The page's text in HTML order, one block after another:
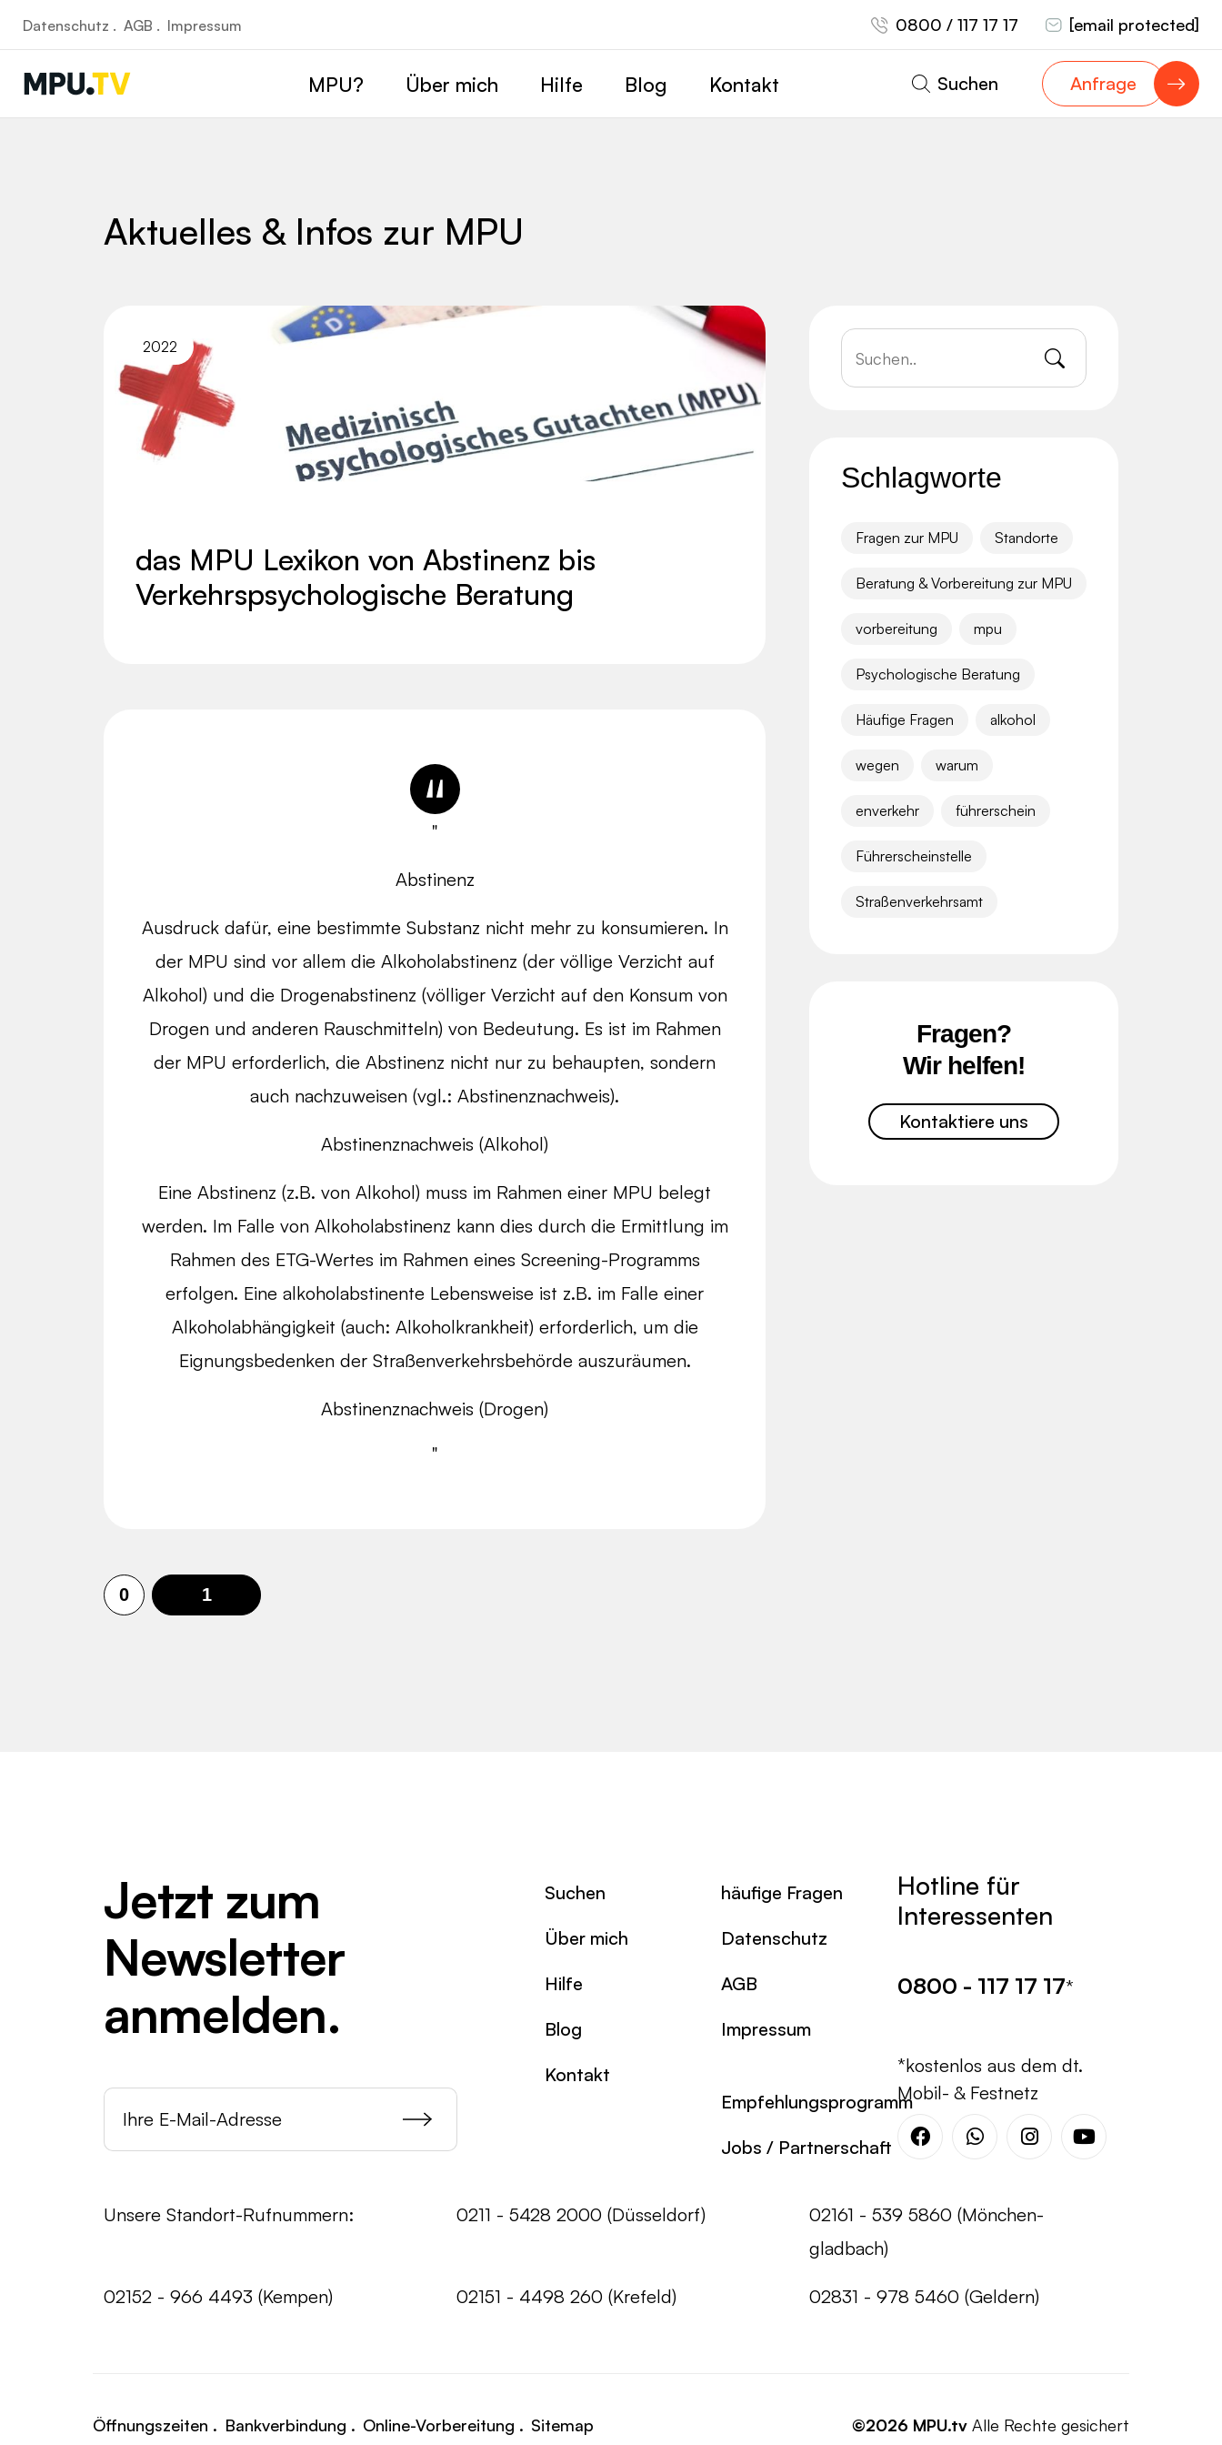
Aktuelles & Infos zur MPU
2022
das MPU Lexikon von Abstinenz bis
Verkehrspsychologische Beratung
"
Abstinenz
Ausdruck dafür, eine bestimmte Substanz nicht mehr zu konsumieren. In
der MPU sind vor allem die Alkoholabstinenz (der völlige Verzicht auf
Alkohol) und die Drogenabstinenz (völliger Verzicht auf den Konsum von
Drogen und anderen Rauschmitteln) von Bedeutung. Es ist im Rahmen
der MPU erforderlich, die Abstinenz nicht nur zu behaupten, sondern
auch nachzuweisen (vgl.: Abstinenznachweis).
Abstinenznachweis (Alkohol)
Eine Abstinenz (z.B. von Alkohol) muss im Rahmen einer MPU belegt
werden. Im Falle von Alkoholabstinenz kann dies durch die Ermittlung im
Rahmen des ETG-Wertes im Rahmen eines Screening-Programms
erfolgen. Eine alkoholabstinente Lebensweise ist z.B. im Falle einer
Alkoholabhängigkeit (auch: Alkoholkrankheit) erforderlich, um die
Eignungsbedenken der Straßenverkehrsbehörde auszuräumen.
Abstinenznachweis (Drogen)
"
0 1
Schlagworte
Fragen zur MPU Standorte
Beratung & Vorbereitung zur MPU
vorbereitung mpu
Psychologische Beratung
Häufige Fragen alkohol
wegen warum
enverkehr führerschein
Führerscheinstelle
Straßenverkehrsamt
Fragen?
Wir helfen!
Kontaktiere uns
Jetzt zum
Newsletter
anmelden.
Suchen
Über mich
Hilfe
Blog
Kontakt
häufige Fragen
Datenschutz
AGB
Impressum
Empfehlungsprogramm
Jobs / Partnerschaft
Hotline für
Interessenten
0800 - 117 17 17*
*kostenlos aus dem dt.
Mobil- & Festnetz
FacebookWhatsappInstagramYoutube
Unsere Standort-Rufnummern: 0211 - 5428 2000 (Düsseldorf)
02161 - 539 5860 (Mönchen-
gladbach)
02152 - 966 4493 (Kempen) 02151 - 4498 260 (Krefeld) 02831 - 978 5460 (Geldern)
Öffnungszeiten . Bankverbindung . Online-Vorbereitung . Sitemap ©2026 MPU.tv Alle Rechte gesichert
Datenschutz . AGB . Impressum 0800 / 117 17 17 [email protected]
Suchen Anfrage
MPU? Über mich Hilfe Blog Kontakt